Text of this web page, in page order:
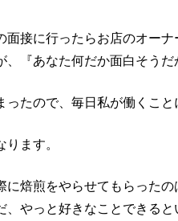
面接に行ったらお店のオー
『あなた何だか面白そうだ
たので、毎日私が働くこと
ます。
焙煎をやらせてもらった
やっと好きなことできると